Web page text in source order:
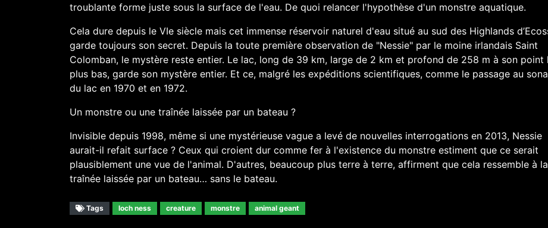
troublante forme juste sous la surface de l'eau. De quoi relancer l'hypothèse d'un monstre aquatique.
Cela dure depuis le VIe siècle mais cet immense réservoir naturel d'eau situé au sud des Highlands
garde toujours son secret. Depuis la toute première observation de "Nessie" par le moine irlandais Saint
Colomban, le mystère reste entier. Le lac, long de 39 km, large de 2 km et profond de 258 m à son point
plus bas, garde son mystère entier. Et ce, malgré les expéditions scientifiques, comme le passage au
du lac en 1970 et en 1972.
Un monstre ou une traînée laissée par un bateau ?
Invisible depuis 1998, même si une mystérieuse vague a levé de nouvelles interrogations en 2013, Nessie
aurait-il refait surface ? Ceux qui croient dur comme fer à l'existence du monstre estiment que ce serait
plausiblement une vue de l'animal. D'autres, beaucoup plus terre à terre, affirment que cela ressemble à la
traînée laissée par un bateau… sans le bateau.
Tags loch ness creature monstre animal geant